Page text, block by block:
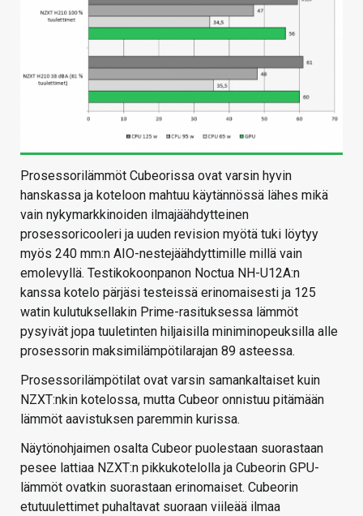
Prosessorilämmöt Cubeorissa ovat varsin hyvin
hanskassa ja koteloon mahtuu käytännössä lähes mikä
vain nykymarkkinoiden ilmajäähdytteinen
prosessoricooleri ja uuden revision myötä tuki löytyy
myös 240 mm:n AIO-nestejäähdyttimille millä vain
emolevyllä. Testikokoonpanon Noctua NH-U12A:n
kanssa kotelo pärjäsi testeissä erinomaisesti ja 125
watin kulutuksellakin Prime-rasituksessa lämmöt
pysyivät jopa tuuletinten hiljaisilla miniminopeuksilla alle
prosessorin maksimilämpötilarajan 89 asteessa.
Prosessorilämpötilat ovat varsin samankaltaiset kuin
NZXT:nkin kotelossa, mutta Cubeor onnistuu pitämään
lämmöt aavistuksen paremmin kurissa.
Näytönohjaimen osalta Cubeor puolestaan suorastaan
pesee lattiaa NZXT:n pikkukotelolla ja Cubeorin GPU-
lämmöt ovatkin suorastaan erinomaiset. Cubeorin
etutuulettimet puhaltavat suoraan viileää ilmaa